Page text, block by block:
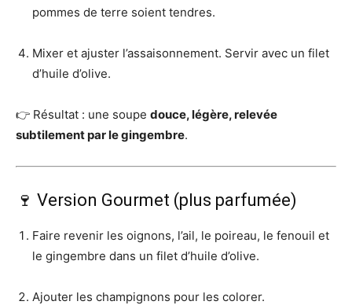
pommes de terre soient tendres.
Mixer et ajuster l’assaisonnement. Servir avec un filet
d’huile d’olive.
👉 Résultat : une soupe douce, légère, relevée
subtilement par le gingembre.
🍷 Version Gourmet (plus parfumée)
Faire revenir les oignons, l’ail, le poireau, le fenouil et
le gingembre dans un filet d’huile d’olive.
Ajouter les champignons pour les colorer.